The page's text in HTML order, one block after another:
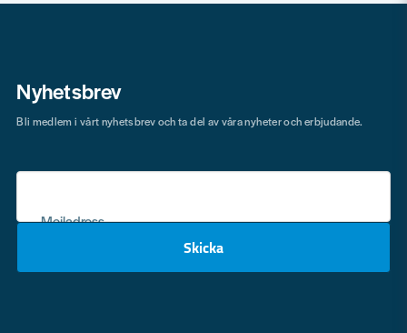
Nyhetsbrev
Mejladress
Skicka
Bli medlem i vårt nyhetsbrev och ta del av våra nyheter och erbjudande.